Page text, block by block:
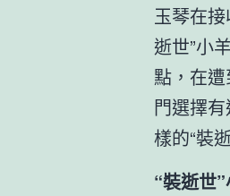
玉琴在
逝世”小
點，在
門選擇
樣的“裝
“裝逝世